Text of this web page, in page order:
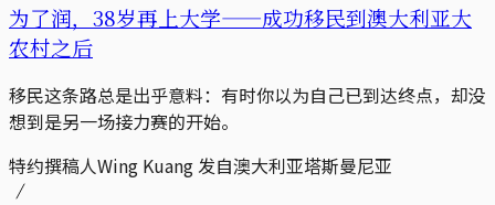
为了润，38岁再上大学——成功移民到澳大利亚大
农村之后
移民这条路总是出乎意料：有时你以为自己已到达终点，却没
想到是另一场接力赛的开始。
特约撰稿人Wing Kuang 发自澳大利亚塔斯曼尼亚